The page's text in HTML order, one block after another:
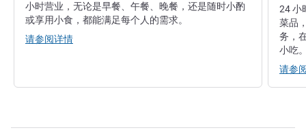
小时营业，无论是早餐、午餐、晚餐，还是随时小酌
或享用小食，都能满足每个人的需求。
请参阅详情
24 小
菜品
务，
小吃
请参